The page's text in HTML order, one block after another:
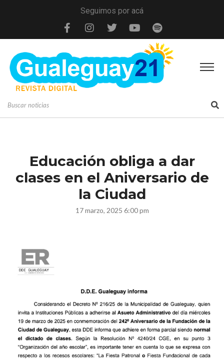
Seguimos por acá
Educación obliga a dar
clases en el Aniversario de
la Ciudad
17 marzo, 2025 6:00 pm